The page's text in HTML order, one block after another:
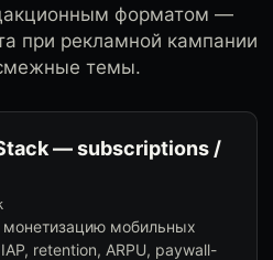
форматом —
при рекламной кампании
темы.
— subscriptions /
мобильных
retention, ARPU, paywall-